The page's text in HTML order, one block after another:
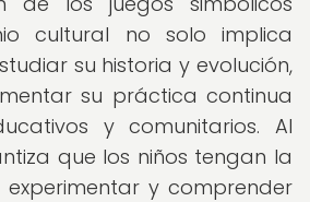
cultural no solo implica
su historia y evolución,
su práctica continua
y comunitarios. Al
que los niños tengan la
y comprender